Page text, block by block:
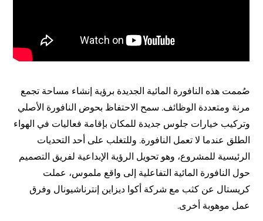
صُممت هذه النافورة المائية الجديدة برؤية إنشاء مساحة تجمع
مرنة ومتعددة الوظائف. سمح الاحتفاظ بحوض النافورة الأصلي
وتركيب خيارات جلوس جديدة للمكان بإقامة فعاليات في الهواء
الطلق عندما لا تعمل النافورة. وللتغلب على أحد التحديات
الرئيسية للمشروع، وهو تحويل الرؤية الإبداعية لفريق التصميم
حول النافورة المائية التفاعلية إلى واقع ملموس، عملت
كريستال عن كثب مع شركة أكوا ديزاين إنترناشيونال وفرق
عمل موهوبة أخرى.